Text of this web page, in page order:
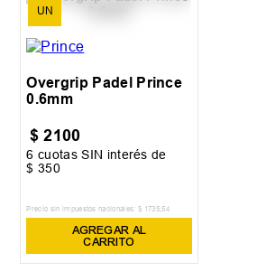
UN
Overgrip Padel Prince
0.6mm
$ 2100
6 cuotas SIN interés de
$ 350
Precio sin impuestos nacionales: $ 1735,54
AGREGAR AL
CARRITO